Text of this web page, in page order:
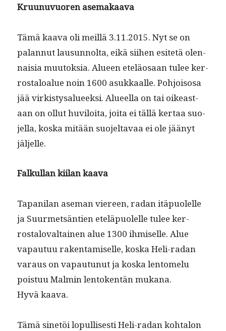
Kru­unuvuoren asemakaava
Tämä kaa­va oli meil­lä 3.11.2015. Nyt se on
palan­nut lausun­nol­ta, eikä siihen esitetä olen­
naisia muu­tok­sia. Alueen eteläosaan tulee ker­
rostaloalue noin 1600 asukkaalle. Pohjoisosa
jää virk­istysalueek­si. Alueel­la on tai oikeas­t­
aan on ollut huviloi­ta, joi­ta ei täl­lä ker­taa suo­
jel­la, kos­ka mitään suo­jeltavaa ei ole jäänyt
jäljelle.
Falkul­lan kiilan kaava
Tapani­lan ase­man viereen, radan itäpuolelle
ja Suurmet­sän­tien eteläpuolelle tulee ker­
rostalo­val­tainen alue 1300 ihmiselle. Alue
vapau­tuu rak­en­tamiselle, kos­ka Heli-radan
varaus on vapau­tunut ja kos­ka lentomelu
pois­tuu Malmin lento­ken­tän mukana.
Hyvä kaava.
Tämä sinetöi lop­ullis­es­ti Heli-radan kohtalon